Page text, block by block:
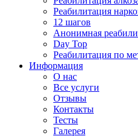
Реабилитация
12 шагов
Анонимная
Day Top
Реабилитация по
Информация
О нас
Все услуги
Отзывы
Контакты
Тесты
Галерея